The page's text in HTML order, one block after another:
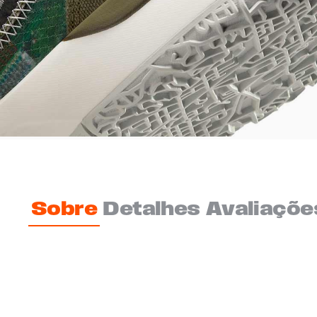
Sobre Detalhes